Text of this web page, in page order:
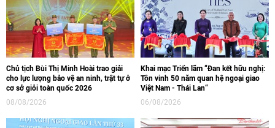
Chủ tịch Bùi Thị Minh Hoài trao giải
cho lực lượng bảo vệ an ninh, trật tự ở
cơ sở giỏi toàn quốc 2026
08/08/2026
Khai mạc Triển lãm “Đan kết hữu nghị:
Tôn vinh 50 năm quan hệ ngoại giao
Việt Nam - Thái Lan“
06/08/2026